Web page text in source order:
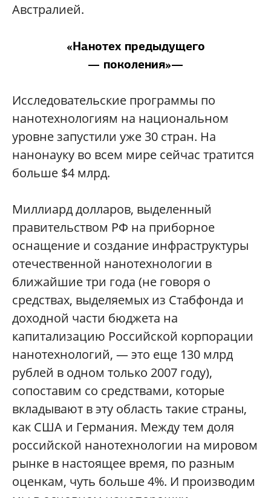
Австралией.
«Нанотех предыдущего
— поколения»—
Исследовательские программы по
нанотехнологиям на национальном
уровне запустили уже 30 стран. На
нанонауку во всем мире сейчас тратится
больше $4 млрд.
Миллиард долларов, выделенный
правительством РФ на приборное
оснащение и создание инфраструктуры
отечественной нанотехнологии в
ближайшие три года (не говоря о
средствах, выделяемых из Стабфонда и
доходной части бюджета на
капитализацию Российской корпорации
нанотехнологий, — это еще 130 млрд
рублей в одном только 2007 году),
сопоставим со средствами, которые
вкладывают в эту область такие страны,
как США и Германия. Между тем доля
российской нанотехнологии на мировом
рынке в настоящее время, по разным
оценкам, чуть больше 4%. И производим